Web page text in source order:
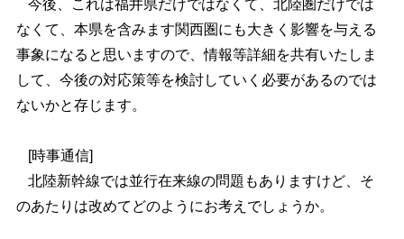
今後、これは福井県だけではなくて、北陸圏だけでは
なくて、本県を含みます関西圏にも大きく影響を与える
事象になると思いますので、情報等詳細を共有いたしま
して、今後の対応策等を検討していく必要があるのでは
ないかと存じます。
[時事通信]
北陸新幹線では並行在来線の問題もありますけど、そ
のあたりは改めてどのようにお考えでしょうか。